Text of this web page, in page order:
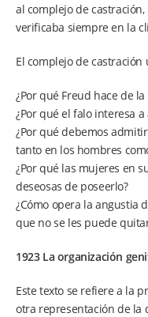
al complejo de
verificaba siempre en la
El complejo de castración
¿Por qué Freud hace de
¿Por qué el falo interesa a
¿Por qué debemos
tanto en los hombres
¿Por qué las mujeres en
deseosas de poseerlo?
¿Cómo opera la angustia
que no se les puede
1923 La organización
Este texto se refiere a la
otra representación de la